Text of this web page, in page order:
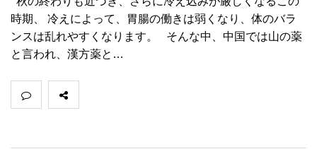
時期、 冷えによって、胃腸の働きは弱くなり、体のバラ
ンスは乱れやすくなります。 そんな中、中国では山の薬
と言われ、漢方薬と…